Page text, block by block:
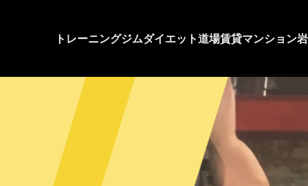
トレーニングジムダイエット道場賃貸マンション